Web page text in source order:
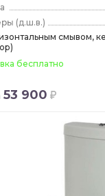
(д.ш.в.)
смывом,
бесплатно
53 900